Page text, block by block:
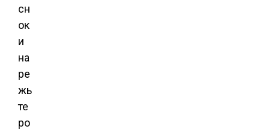
сн
ок
и
на
ре
жь
те
ро